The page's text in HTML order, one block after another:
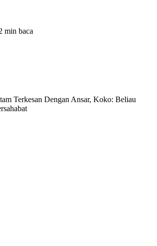
min baca
Terkesan Dengan Ansar, Koko: Beliau